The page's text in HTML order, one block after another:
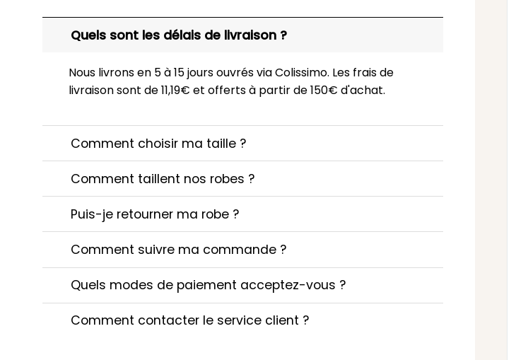
Quels sont les délais de livraison ?
Nous livrons en 5 à 15 jours ouvrés via Colissimo. Les frais de
livraison sont de 11,19€ et offerts à partir de 150€ d'achat.
Comment choisir ma taille ?
Comment taillent nos robes ?
Puis-je retourner ma robe ?
Comment suivre ma commande ?
Quels modes de paiement acceptez-vous ?
Comment contacter le service client ?